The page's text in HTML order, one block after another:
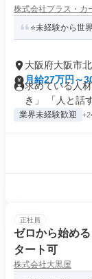
株式会社プラス・カ
⭐未経験から世
大阪府大阪市
月給27万円～
求めている人
き」 「人と話
業界未経験歓迎
正社員
ゼロから始め
タート可
株式会社大黒屋